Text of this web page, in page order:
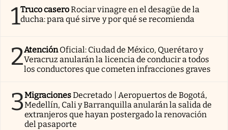
1Truco caseroRociar vinagre en el desagüe de la
ducha: para qué sirve y por qué se recomienda
2AtenciónOficial: Ciudad de México, Querétaro y
Veracruz anularán la licencia de conducir a todos
los conductores que cometen infracciones graves
3MigracionesDecretado | Aeropuertos de Bogotá,
Medellín, Cali y Barranquilla anularán la salida de
extranjeros que hayan postergado la renovación
del pasaporte